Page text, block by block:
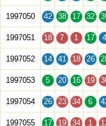
1997050 42 38 17 32
1997051 18 7 1 17 4
1997052 14 41 18 26
1997053 5 20 16 19
1997054 26 23 34 6
1997055 17 19 34 1